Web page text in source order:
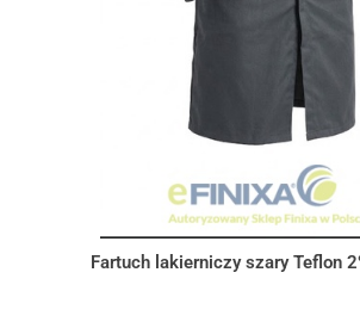
Fartuch lakierniczy szary Teflon